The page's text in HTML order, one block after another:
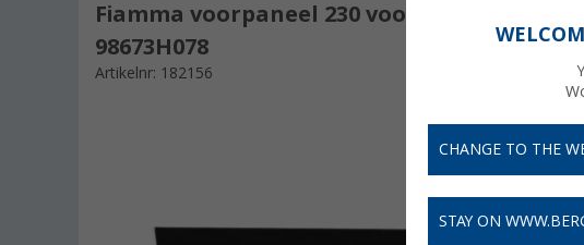
Fiamma voorpaneel 230 voor Fiamma
98673H078
Artikelnr: 182156
CHANGE TO THE
STAY ON